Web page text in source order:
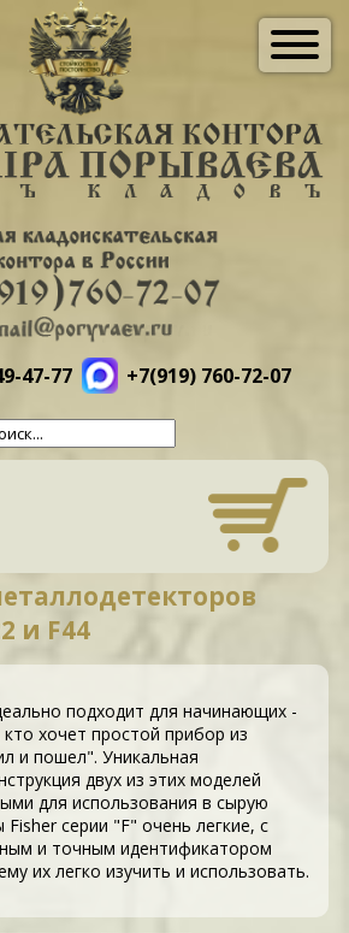
47-77 +7(919) 760-72-07
и F44
подходит для начинающих -
хочет простой прибор из
и пошел". Уникальная
двух из этих моделей
для использования в сырую
серии "F" очень легкие, с
и точным идентификатором
их легко изучить и использовать.